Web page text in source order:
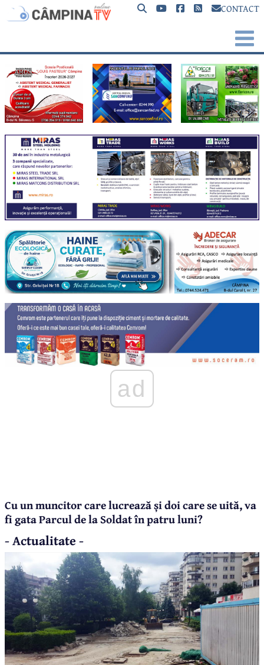
CONTACT
ad
Cu un muncitor care lucrează și doi care se uită, va
fi gata Parcul de la Soldat în patru luni?
- Actualitate -